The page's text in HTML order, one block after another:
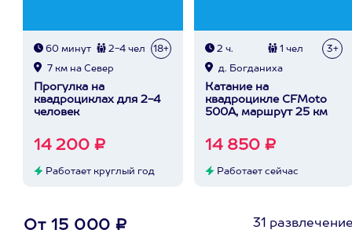
60 минут 2-4 чел 18+
7 км на Север
Прогулка на
квадроциклах для 2-4
человек
14 200 ₽
Работает круглый год
2 ч. 1 чел 3+
д. Богданиха
Катание на
квадроцикле CFMoto
500A, маршрут 25 км
14 850 ₽
Работает сейчас
От 15 000 ₽ 31